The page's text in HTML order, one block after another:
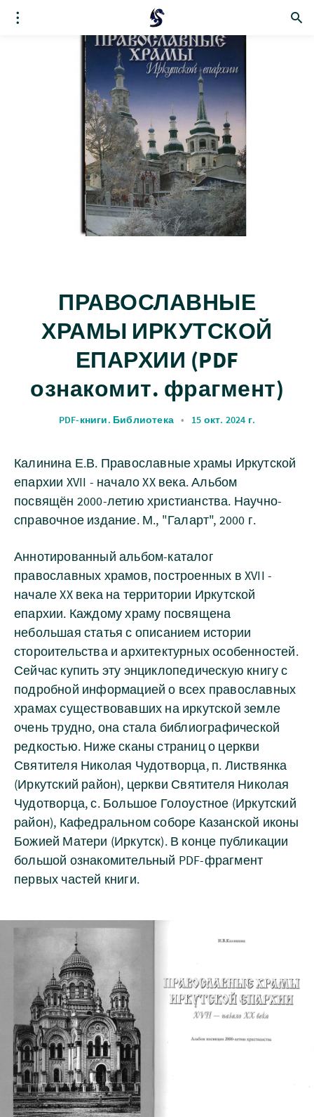
ПРАВОСЛАВНЫЕ
ХРАМЫ ИРКУТСКОЙ
ЕПАРХИИ (PDF
ознакомит. фрагмент)
PDF-книги. Библиотека • 15 окт. 2024 г.
Калинина Е.В. Православные храмы Иркутской
епархии XVII - начало XX века. Альбом
посвящён 2000-летию христианства. Научно-
справочное издание. М., "Галарт", 2000 г.
Аннотированный альбом-каталог
православных храмов, построенных в XVII -
начале XX века на территории Иркутской
епархии. Каждому храму посвящена
небольшая статья с описанием истории
стороительства и архитектурных особенностей.
Сейчас купить эту энциклопедическую книгу с
подробной информацией о всех православных
храмах существовавших на иркутской земле
очень трудно, она стала библиографической
редкостью. Ниже сканы страниц о церкви
Святителя Николая Чудотворца, п. Листвянка
(Иркутский район), церкви Святителя Николая
Чудотворца, с. Большое Голоустное (Иркутский
район), Кафедральном соборе Казанской иконы
Божией Матери (Иркутск). В конце публикации
большой ознакомительный PDF-фрагмент
первых частей книги.